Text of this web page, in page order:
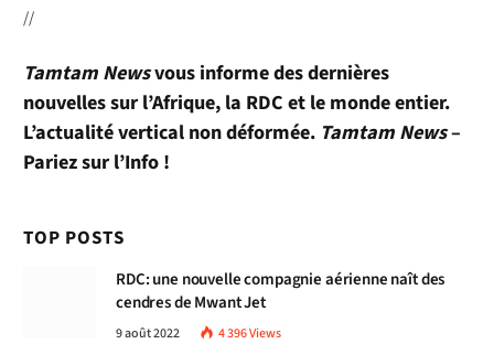
//
Tamtam Newsvous informe des dernières
nouvelles sur l’Afrique, la RDC et le monde entier.
L’actualité vertical non déformée. Tamtam News–
Pariez sur l’Info !
TOP POSTS
RDC: une nouvelle compagnie aérienne naît des
cendres de Mwant Jet
9 août 2022 4 396Views